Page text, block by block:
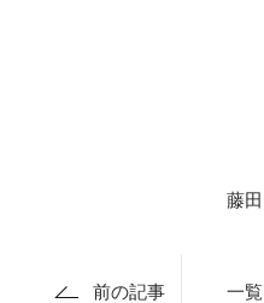
藤田
前の記事 一覧